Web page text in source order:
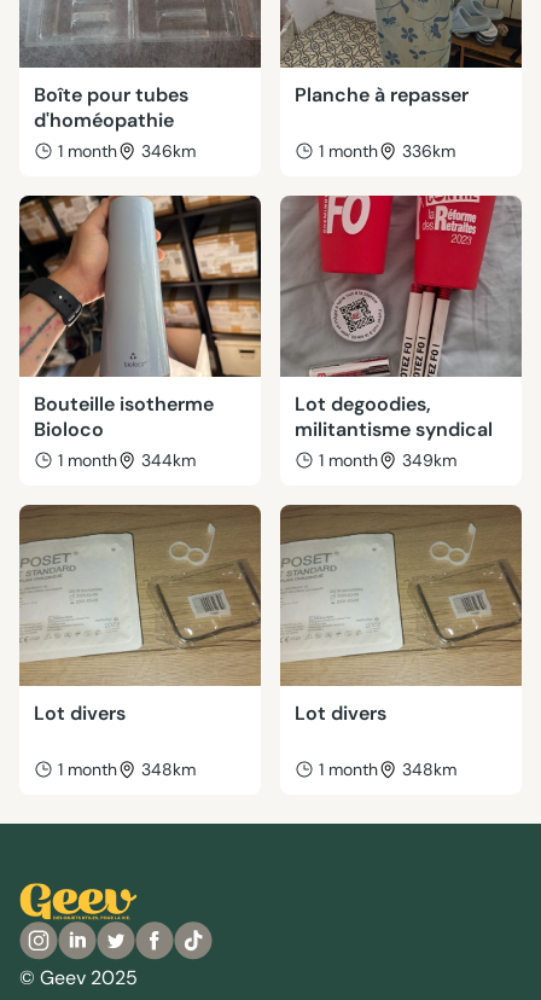
Boîte pour tubes
d'homéopathie
1 month 346km
Planche à repasser
1 month 336km
Bouteille isotherme
Bioloco
1 month 344km
Lot degoodies,
militantisme syndical
1 month 349km
Lot divers
1 month 348km
Lot divers
1 month 348km
© Geev 2025